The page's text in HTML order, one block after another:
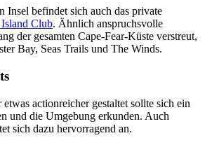
Insel befindet sich auch das private
Club. Ähnlich anspruchsvolle
der gesamten Cape-Fear-Küste verstreut,
Bay, Seas Trails und The Winds.
actionreicher gestaltet sollte sich ein
und die Umgebung erkunden. Auch
sich dazu hervorragend an.